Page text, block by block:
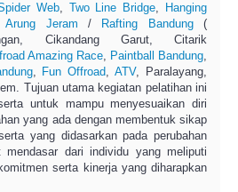
Web, Two Line Bridge,
Hanging
Arung Jeram / Rafting Bandung(
Cikandang Garut, Citarik
Amazing Race, Paintball Bandung,
, Fun Offroad,ATV, Paralayang,
Tujuan utama kegiatan pelatihan ini
untuk mampu menyesuaikan diri
yang ada dengan membentuk sikap
yang didasarkan pada perubahan
mendasar dari individu yang meliputi
serta kinerja yang diharapkan